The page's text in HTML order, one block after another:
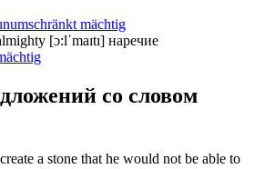
mächtig
[ɔ:lˈmaɪtɪ] наречие
со словом
a stone that he would not be able to